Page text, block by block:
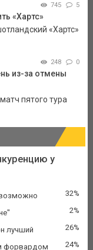
745 5
«Хартс»
«Хартс»
248 0
из-за отмены
пятого тура
у
32%
2%
лучший 26%
форвардом 24%